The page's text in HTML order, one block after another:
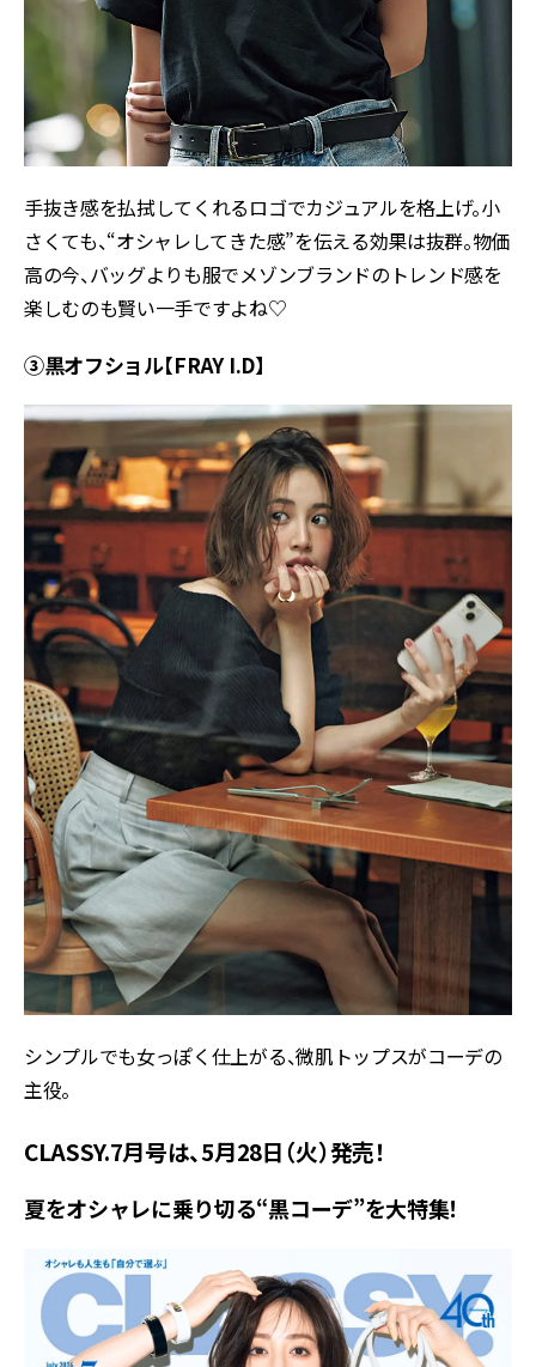
手抜き感を払拭してくれるロゴでカジュアルを格上げ。小
さくても、“オシャレしてきた感”を伝える効果は抜群。物価
高の今、バッグよりも服でメゾンブランドのトレンド感を
楽しむのも賢い一手ですよね♡
③黒オフショル【FRAY I.D】
シンプルでも女っぽく仕上がる、微肌トップスがコーデの
主役。
CLASSY.7月号は、5月28日（火）発売！
夏をオシャレに乗り切る“黒コーデ”を大特集！